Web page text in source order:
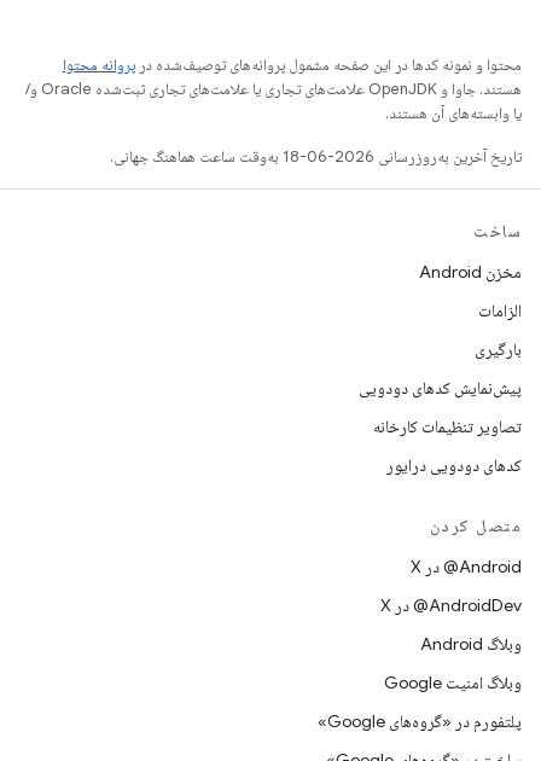
محتوا و نمونه کدها در این صفحه مشمول پروانه‌های توصیف‌شده در پروانه محتوا
هستند. جاوا و OpenJDK علامت‌های تجاری یا علامت‌های تجاری ثبت‌شده Oracle و/
یا وابسته‌های آن هستند.
تاریخ آخرین به‌روزرسانی 2026-06-18 به‌وقت ساعت هماهنگ جهانی.
ساخت
مخزن Android
الزامات
بارگیری
پیش‌نمایش کدهای دودویی
تصاویر تنظیمات کارخانه
کدهای دودویی درایور
متصل کردن
‫‎@Android در X
‫‎@AndroidDev در X
وبلاگ Android
وبلاگ امنیت Google
پلتفورم در «گروه‌های Google»